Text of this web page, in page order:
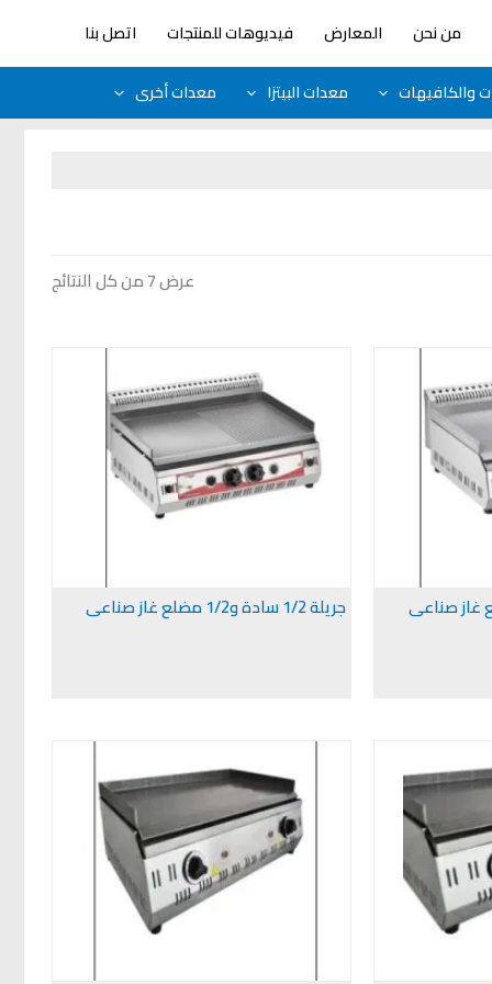
من نحن المعارض فيديوهات للمنتجات اتصل بنا
والكافيهات معدات البيتزا معدات أخرى
عرض ⁦7⁩ من كل النتائج
جريلة 1/2 سادة و1/2 مضلع غاز صناعى